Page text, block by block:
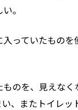
。
っていたもの
のを、見えなく
、またトイレ